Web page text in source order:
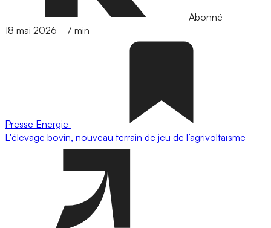
Abonné
18 mai 2026 - 7 min
Presse Energie
L'élevage bovin, nouveau terrain de jeu de l’agrivoltaïsme